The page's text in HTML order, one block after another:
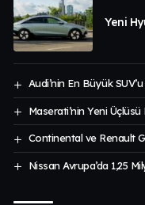
Yeni
Audi’nin En Büyük
Maserati’nin Yeni
Continental ve Renault
Nissan Avrupa’da 1,25